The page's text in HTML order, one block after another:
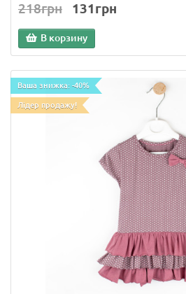
218грн 131грн
В корзину
Ваша знижка: -40%
Лідер продажу!